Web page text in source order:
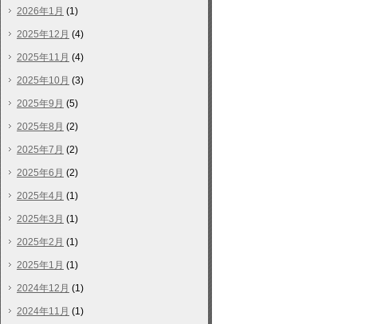
2026年1月 (1)
2025年12月 (4)
2025年11月 (4)
2025年10月 (3)
2025年9月 (5)
2025年8月 (2)
2025年7月 (2)
2025年6月 (2)
2025年4月 (1)
2025年3月 (1)
2025年2月 (1)
2025年1月 (1)
2024年12月 (1)
2024年11月 (1)